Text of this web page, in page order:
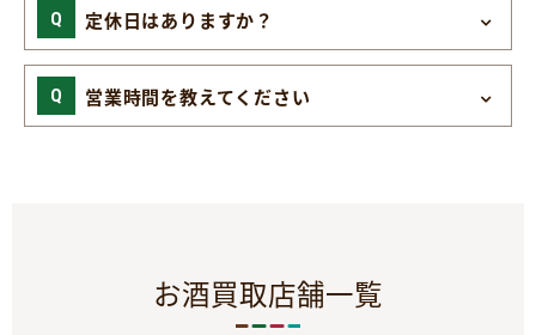
定休日はありますか？
営業時間を教えてください
お酒買取店舗一覧